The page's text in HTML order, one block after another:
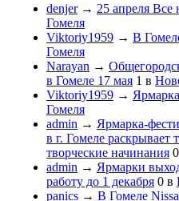
denjer→ 25 апреля Все
Гомеля
Viktoriy1959 → В
Гомеля
Narayan →
в Гомеле 17 мая 1 в
Viktoriy1959 →
Гомеля
admin → Ярмарка-
в г. Гомеле раскрывает
творческие начинания 0
admin → Ярмарки
работу до 1 декабря 0 в
panics → В Гомеле